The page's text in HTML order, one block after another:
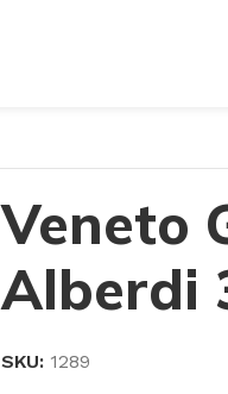
Veneto
Alberdi
SKU: 1289